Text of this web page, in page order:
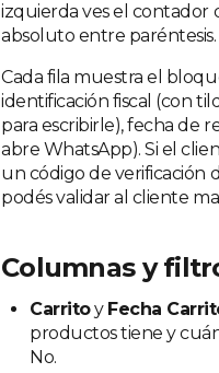
izquierda ves el contador
absoluto entre
Cada fila muestra el
identificación fiscal (con
para escribirle), fecha de
abre WhatsApp). Si el
un código de verificación
podés validar al cliente
Columnas y
Carritoy Fecha
productos tiene y
No.